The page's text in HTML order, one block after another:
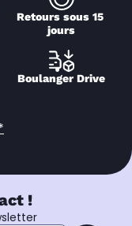
Retours sous 15
jours
Boulanger Drive
!